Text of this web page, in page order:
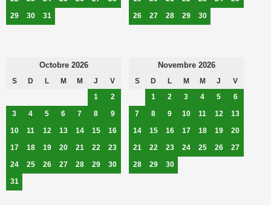
29
30 31
26
27 28 29 30
Octobre 2026
S D L M M J
V
1
2
3
4 5 6 7 8
9
10
11 12 13 14 15
16
17
18 19 20 21 22
23
24
25 26 27 28 29
30
31
Novembre 2026
S D L M M J
V
1
2 3 4 5
6
7
8 9 10 11 12
13
14
15 16 17 18 19
20
21
22 23 24 25 26
27
28
29 30